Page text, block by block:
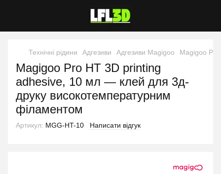
Технічні рідини Адгезиви Адгезиви Magigoo Magigoo
Magigoo Pro HT 3D printing
adhesive, 10 мл — клей для 3д-
друку високотемпературним
філаментом
Артикул: MGG-HT-10 Написати відгук